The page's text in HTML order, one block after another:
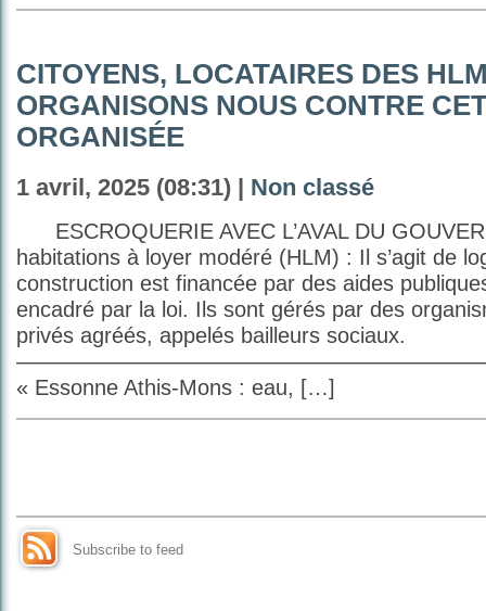
CITOYENS, LOCATAIRES DES
ORGANISONS NOUS CONTRE
ORGANISÉE
1 avril, 2025 (08:31) | Non classé
ESCROQUERIE AVEC L’AVAL DU
habitations à loyer modéré (HLM) : Il s’agit de
construction est financée par des aides
encadré par la loi. Ils sont gérés par des
privés agréés, appelés bailleurs sociaux.
« Essonne Athis-Mons : eau, […]
Subscribe to feed